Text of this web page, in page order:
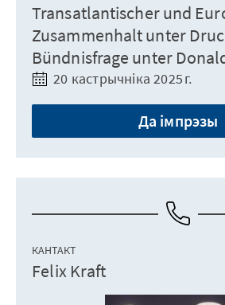
Transatlantischer und
Zusammenhalt unter
Bündnisfrage unter
20 кастрычніка 2025 г.
Да імпрэзы
КАНТАКТ
Felix Kraft